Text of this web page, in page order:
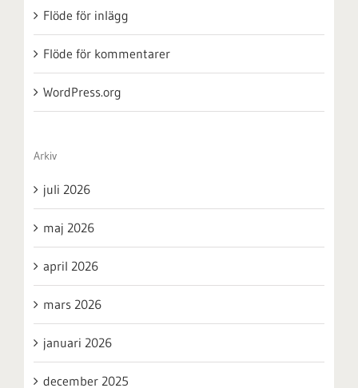
Flöde för inlägg
Flöde för kommentarer
WordPress.org
Arkiv
juli 2026
maj 2026
april 2026
mars 2026
januari 2026
december 2025